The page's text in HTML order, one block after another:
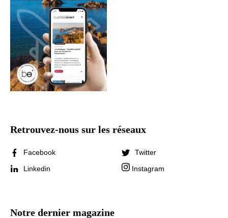
Retrouvez-nous sur les réseaux
Facebook
Twitter
Linkedin
Instagram
Notre dernier magazine